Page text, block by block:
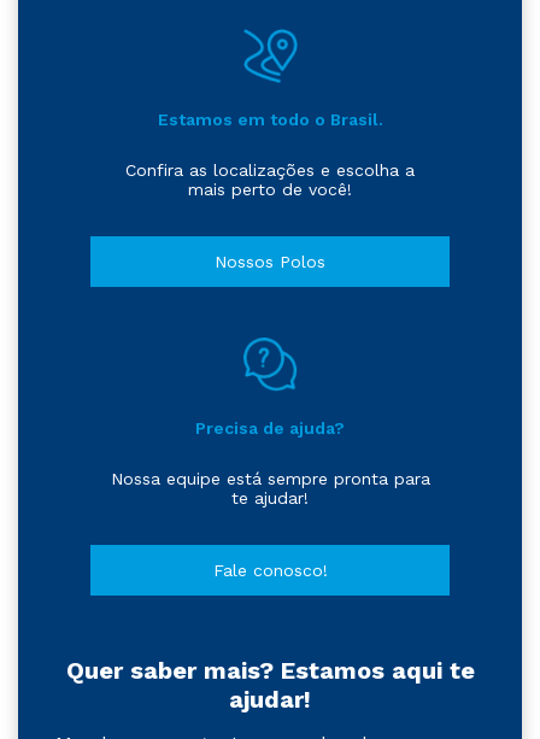
Estamos em todo o Brasil.
Confira as localizações e escolha a
mais perto de você!
Nossos Polos
Precisa de ajuda?
Nossa equipe está sempre pronta para
te ajudar!
Fale conosco!
Quer saber mais? Estamos aqui te
ajudar!